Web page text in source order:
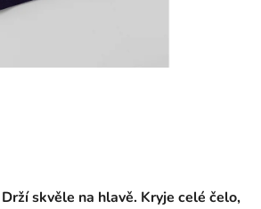
skvěle na hlavě. Kryje celé čelo,